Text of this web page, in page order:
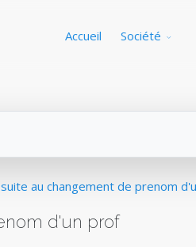
Accueil Société
au changement de prenom
d'un prof